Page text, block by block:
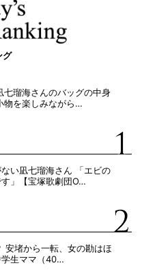
グ
七瑠海さんのバッグの中身
物を楽しみながら…
い凪七瑠海さん 「エビの
」【宝塚歌劇団O…
安堵から一転、女の勘はほ
学生ママ（40…